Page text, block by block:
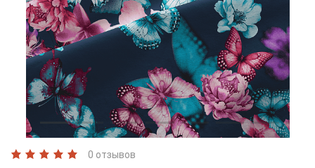
0 отзывов